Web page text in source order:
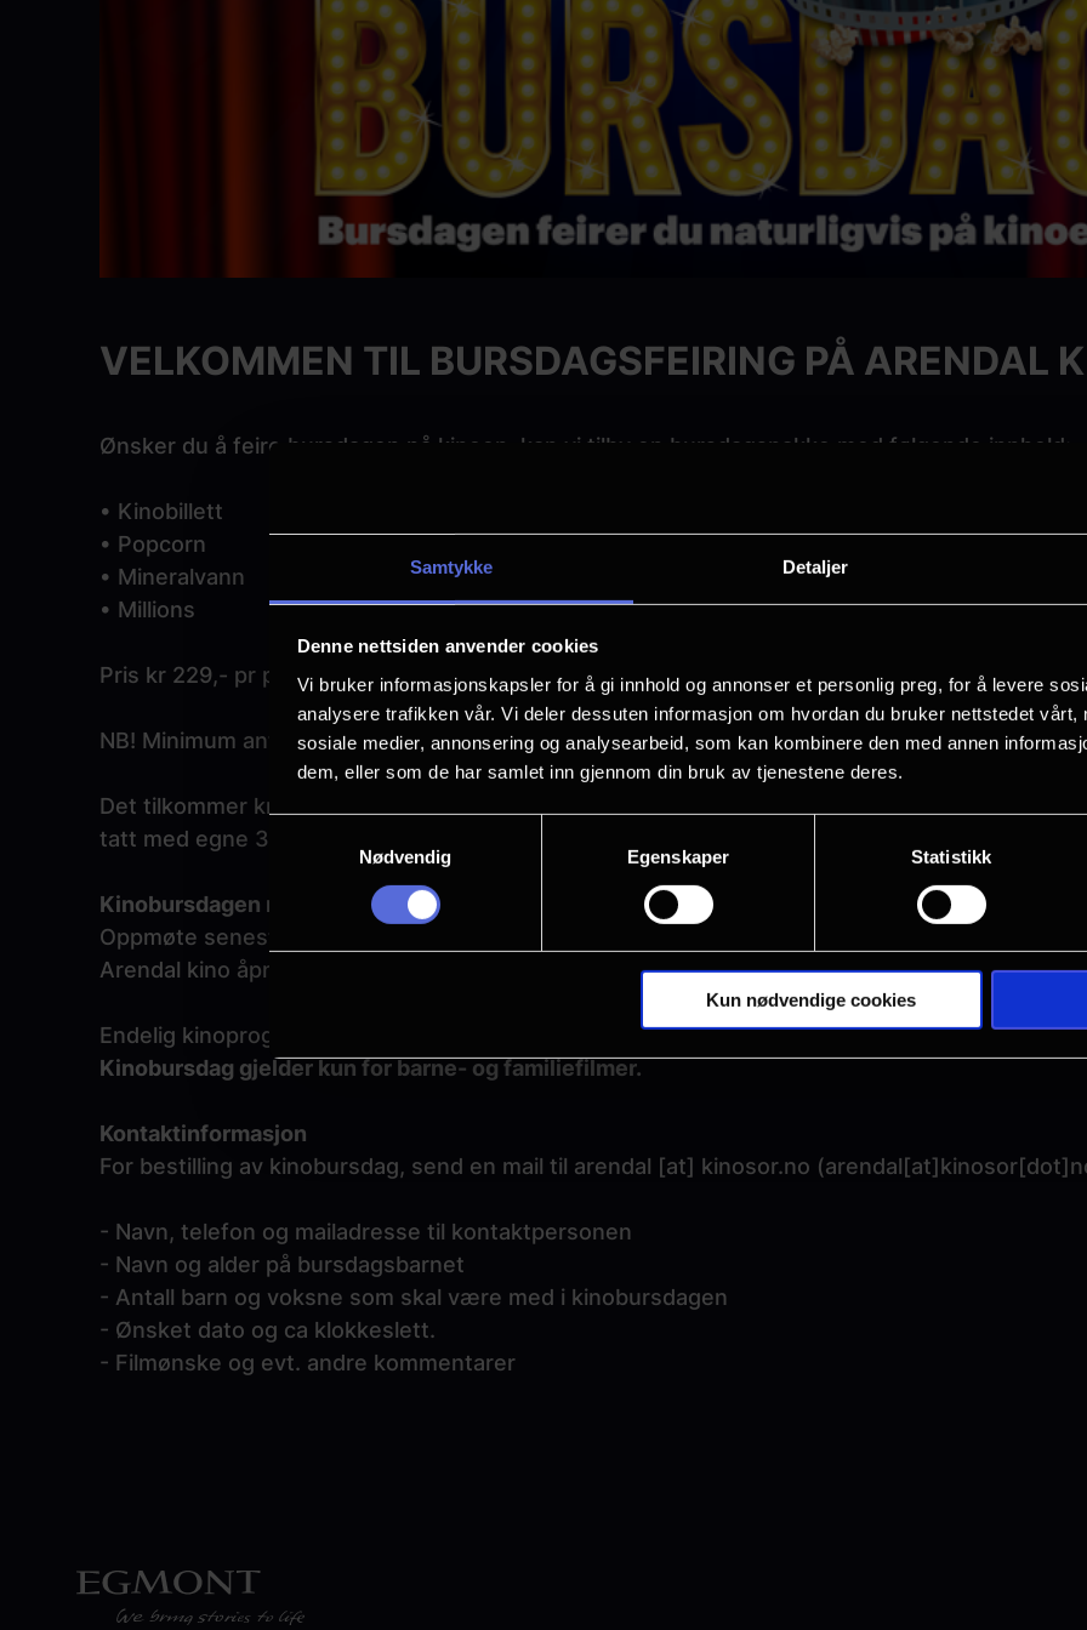
Samtykke Detaljer
Denne nettsiden anvender cookies
Vi bruker informasjonskapsler for å gi innhold og annonser et personlig preg, for å levere
analysere trafikken vår. Vi deler dessuten informasjon om hvordan du bruker nettstedet vårt,
sosiale medier, annonsering og analysearbeid, som kan kombinere den med annen
dem, eller som de har samlet inn gjennom din bruk av tjenestene deres.
Nødvendig
Egenskaper Statistikk
Kun nødvendige cookies
VELKOMMEN TIL BURSDAGSFEIRING PÅ ARENDAL
Ønsker du å feire bursdagen på kinoen, kan vi tilby en bursdagspakke med følgende innhold:
• Kinobillett
• Popcorn
• Mineralvann
• Millions
Pris kr 229,- pr person
NB! Minimum antall barn: 6 stk.
Det tilkommer kr 10,- ekstra pr person dersom du ønsker å se 3D-film. I tillegg koster 3D-
tatt med egne 3D-briller.
Kinobursdagen må betales ved ankomst.
Oppmøte senest 15 minutter før filmen starter.
Arendal kino åpner dørene 30 minutter før første forestilling
Endelig kinoprogram blir lagt ut hver tirsdag og gjelder f.o.m. fredag samme uke, t.o.m.
Kinobursdag gjelder kun for barne- og familiefilmer.
Kontaktinformasjon
For bestilling av kinobursdag, send en mail til arendal [at] kinosor.no
- Navn, telefon og mailadresse til kontaktpersonen
- Navn og alder på bursdagsbarnet
- Antall barn og voksne som skal være med i kinobursdagen
- Ønsket dato og ca klokkeslett.
- Filmønske og evt. andre kommentarer